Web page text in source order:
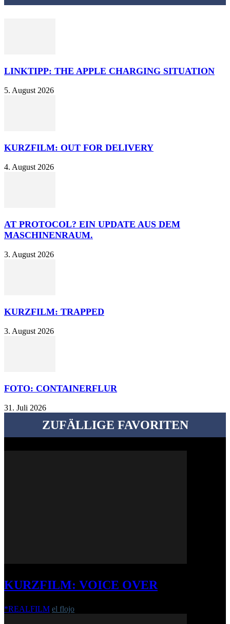
LINKTIPP: THE APPLE CHARGING SITUATION
5. August 2026
KURZFILM: OUT FOR DELIVERY
4. August 2026
AT PROTOCOL? EIN UPDATE AUS DEM
MASCHINENRAUM.
3. August 2026
KURZFILM: TRAPPED
3. August 2026
FOTO: CONTAINERFLUR
31. Juli 2026
ZUFÄLLIGE FAVORITEN
KURZFILM: VOICE OVER
*REALFILM el flojo